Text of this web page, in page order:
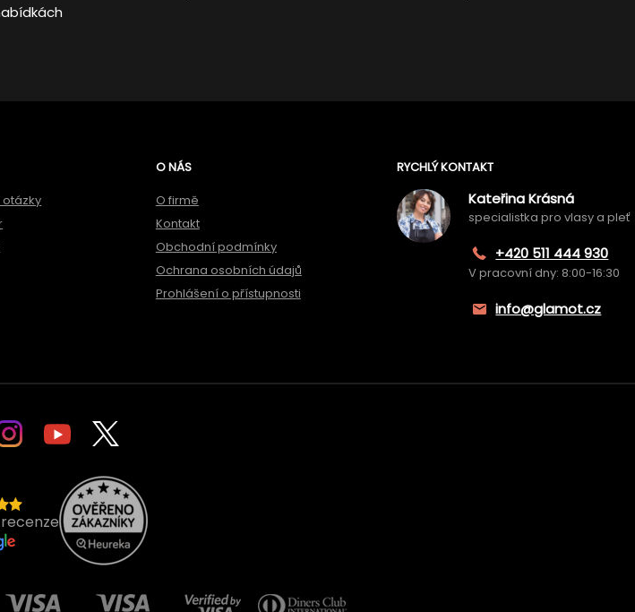
O NÁS
O firmě
Kontakt
Obchodní podmínky
Ochrana osobních údajů
Prohlášení o přístupnosti
RYCHLÝ KONTAKT
Kateřina Krásná
specialistka pro vlasy a pleť
+420 511 444 930
V pracovní dny: 8:00-16:30
info@glamot.cz